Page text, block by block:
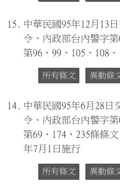
15.
中華民國95年12月13
令、內政部台內警字
第96、99、105、108
所有條文 異動條
14.
中華民國95年6月28日
令、內政部台內警字
第69、174、235條條
年7月1日施行
所有條文 異動條